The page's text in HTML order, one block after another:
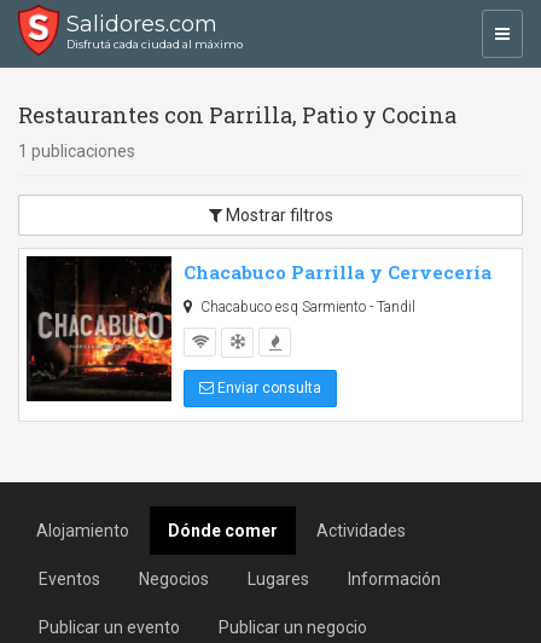
Salidores.com
Disfrutá cada ciudad al máximo
Restaurantes con Parrilla, Patio y Cocina
1 publicaciones
Mostrar filtros
Chacabuco Parrilla y Cervecería
Chacabuco esq Sarmiento - Tandil
Enviar consulta
Alojamiento Dónde comer Actividades
Eventos Negocios Lugares Información
Publicar un evento Publicar un negocio